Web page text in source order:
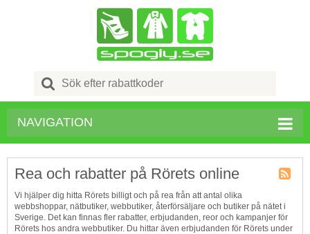
Search
for:
NAVIGATION
Tagg
RSS
Rea och rabatter på Rörets online
Vi hjälper dig hitta Rörets billigt och på rea från att antal olika
webbshoppar, nätbutiker, webbutiker, återförsäljare och butiker på nätet i
Sverige. Det kan finnas fler rabatter, erbjudanden, reor och kampanjer för
Rörets hos andra webbutiker. Du hittar även erbjudanden för Rörets under